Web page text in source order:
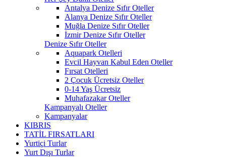
Antalya Denize Sıfır Oteller
Alanya Denize Sıfır Oteller
Muğla Denize Sıfır Oteller
İzmir Denize Sıfır Oteller
Denize Sıfır Oteller
Aquapark Otelleri
Evcil Hayvan Kabul Eden Oteller
Fırsat Otelleri
2 Çocuk Ücretsiz Oteller
0-14 Yaş Ücretsiz
Muhafazakar Oteller
Kampanyalı Oteller
Kampanyalar
KIBRIS
TATİL FIRSATLARI
Yurtiçi Turlar
Yurt Dışı Turlar